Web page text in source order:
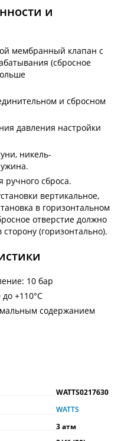
и
мембранный клапан с
(сбросное
и сбросном
давления настройки
никель-
ручного сброса.
вертикальное,
в горизонтальном
отверстие должно
(горизонтально).
10 бар
+110°С
содержанием
WATTS0217630
WATTS
3 атм